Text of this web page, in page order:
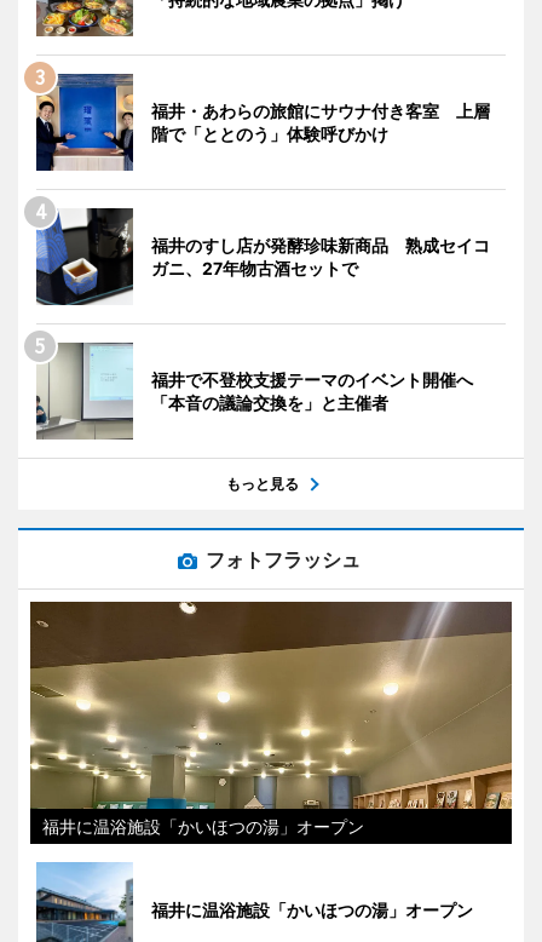
福井・あわらの旅館にサウナ付き客室 上層
階で「ととのう」体験呼びかけ
福井のすし店が発酵珍味新商品 熟成セイコ
ガニ、27年物古酒セットで
福井で不登校支援テーマのイベント開催へ
「本音の議論交換を」と主催者
もっと見る
フォトフラッシュ
福井に温浴施設「かいほつの湯」オープン
福井に温浴施設「かいほつの湯」オープン